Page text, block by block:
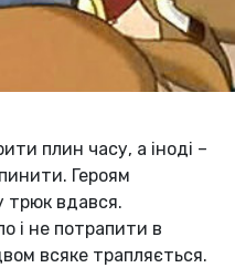
плин часу, а іноді –
Героям
трюк вдався.
і не потрапити в
всяке трапляється.